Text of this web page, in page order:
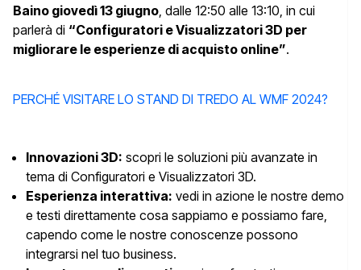
Baino giovedì 13 giugno, dalle 12:50 alle 13:10, in cui
parlerà di “Configuratori e Visualizzatori 3D per
migliorare le esperienze di acquisto online”.
PERCHÉ VISITARE LO STAND DI TREDO AL WMF 2024?
Innovazioni 3D: scopri le soluzioni più avanzate in
tema di Configuratori e Visualizzatori 3D.
Esperienza interattiva: vedi in azione le nostre demo
e testi direttamente cosa sappiamo e possiamo fare,
capendo come le nostre conoscenze possono
integrarsi nel tuo business.